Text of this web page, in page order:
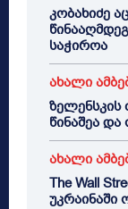
კობახიძე
საჭიროა
ახალი
ზელენსკის
წინაშეა და
ახალი
The Wall
უკრაინაში